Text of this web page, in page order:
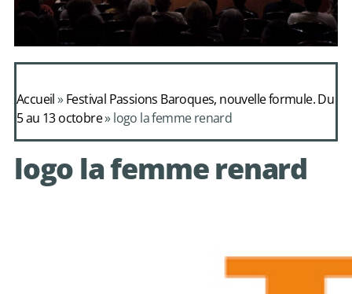
Alcimadure de
Mondonville
avec le choeur de
chambre Les Eléments
Accueil»Festival Passions Baroques, nouvelle formule. Du
5 au 13 octobre»logo la femme renard
logo la femme renard